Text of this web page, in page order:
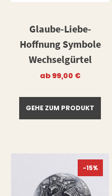
Glaube-Liebe-
Hoffnung Symbole
Wechselgürtel
ab 99,00 €
GEHE ZUM PRODUKT
-15%